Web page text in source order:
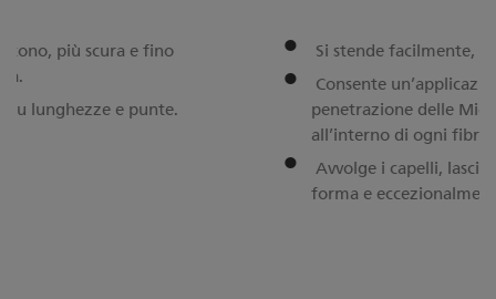
Si stende facilmente, senza colare.
Consente un’applicazione ottimale e la
penetrazione delle Microspheres
all’interno di ogni fibra capillare.
Avvolge i capelli, lasciandoli in perfetta
forma e eccezionalmente brillanti.